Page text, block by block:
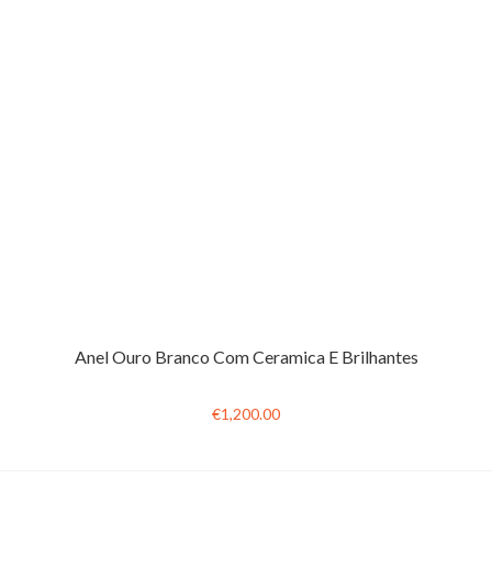
Anel Ouro Branco Com Ceramica E Brilhantes
€1,200.00